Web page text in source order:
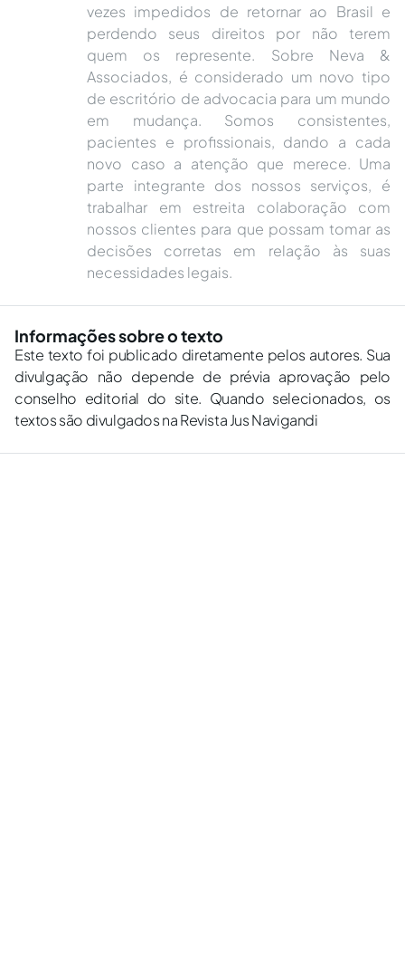
vezes impedidos de retornar ao Brasil e
perdendo seus direitos por não terem
quem os represente. Sobre Neva &
Associados, é considerado um novo tipo
de escritório de advocacia para um mundo
em mudança. Somos consistentes,
pacientes e profissionais, dando a cada
novo caso a atenção que merece. Uma
parte integrante dos nossos serviços, é
trabalhar em estreita colaboração com
nossos clientes para que possam tomar as
decisões corretas em relação às suas
necessidades legais.
Informações sobre o texto
Este texto foi publicado diretamente pelos autores. Sua
divulgação não depende de prévia aprovação pelo
conselho editorial do site. Quando selecionados, os
textos são divulgados na Revista Jus Navigandi